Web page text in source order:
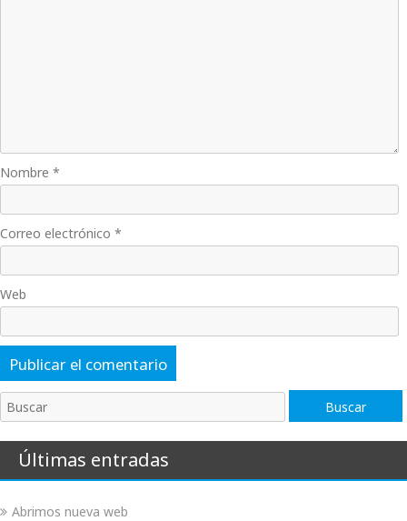
Nombre *
Correo electrónico *
Web
Buscar Buscar
Últimas entradas
Abrimos nueva web